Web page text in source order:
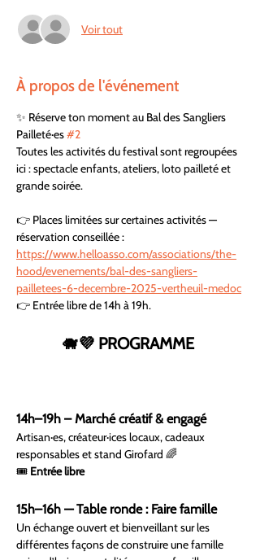
Voir tout
À propos de l'événement
✨ Réserve ton moment au Bal des Sangliers
Pailleté·es #2
Toutes les activités du festival sont regroupées
ici : spectacle enfants, ateliers, loto pailleté et
grande soirée.
👉 Places limitées sur certaines activités —
réservation conseillée :
https://www.helloasso.com/associations/the-
hood/evenements/bal-des-sangliers-
pailletees-6-decembre-2025-vertheuil-medoc
👉 Entrée libre de 14h à 19h.
🐗💜 PROGRAMME
14h–19h – Marché créatif & engagé
Artisan·es, créateur·ices locaux, cadeaux
responsables et stand Girofard 🌈
🎟 Entrée libre
15h–16h — Table ronde : Faire famille
Un échange ouvert et bienveillant sur les
différentes façons de construire une famille